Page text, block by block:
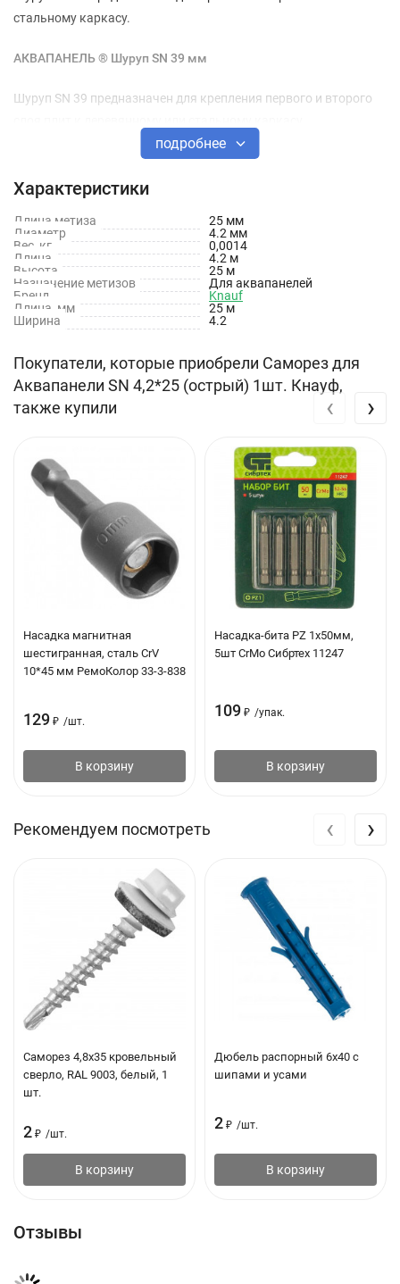
стальному каркасу.
АКВАПАНЕЛЬ ® Шуруп SN 39 мм
Шуруп SN 39 предназначен для крепления первого и второго
АКВАПАНЕЛЬ ® Шуруп SN 55 мм
Шуруп SN 55 предназначен для крепления второго слоя плит к
деревянному каркасу или третьего слоя к стальному каркасу.
Расход: 15 шт./м2 обшивки, расстояние между стойками — 600
мм.
подробнее
Характеристики
Длина метиза
25 мм
Диаметр
4.2 мм
Вес, кг
0,0014
Длина
4.2 м
Высота
25 м
Назначение метизов
Для аквапанелей
Бренд
Knauf
Длина, мм
25 м
Ширина
4.2
Покупатели, которые приобрели Саморез для
Аквапанели SN 4,2*25 (острый) 1шт. Кнауф,
также купили
Насадка магнитная
шестигранная, сталь CrV
10*45 мм РемоКолор 33-3-838
129 ₽ /шт.
В корзину
Насадка-бита PZ 1х50мм,
5шт CrMo Сибртех 11247
109 ₽ /упак.
В корзину
‹ ›
Рекомендуем посмотреть
Саморез 4,8х35 кровельный
сверло, RAL 9003, белый, 1
шт.
2 ₽ /шт.
В корзину
Дюбель распорный 6х40 с
шипами и усами
2 ₽ /шт.
В корзину
‹ ›
Отзывы